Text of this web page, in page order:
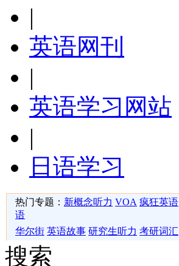
|
英语网刊
|
英语学习网站
|
日语学习
热门专题： 新概念听力 VOA 疯狂英语
语
华尔街 英语故事 研究生听力 考研词汇
搜索